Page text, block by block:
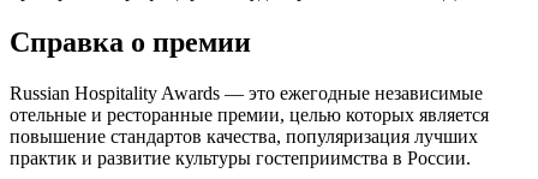
Справка о премии
Russian Hospitality Awards — это ежегодные независимые
отельные и ресторанные премии, целью которых является
повышение стандартов качества, популяризация лучших
практик и развитие культуры гостеприимства в России.